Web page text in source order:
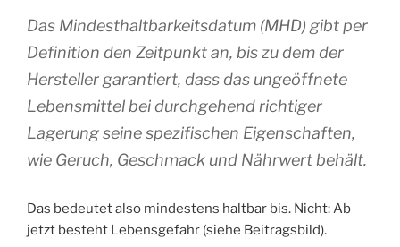
Das Mindesthaltbarkeitsdatum (MHD) gibt per
Definition den Zeitpunkt an, bis zu dem der
Hersteller garantiert, dass das ungeöffnete
Lebensmittel bei durchgehend richtiger
Lagerung seine spezifischen Eigenschaften,
wie Geruch, Geschmack und Nährwert behält.
Das bedeutet also mindestens haltbar bis. Nicht: Ab
jetzt besteht Lebensgefahr (siehe Beitragsbild).